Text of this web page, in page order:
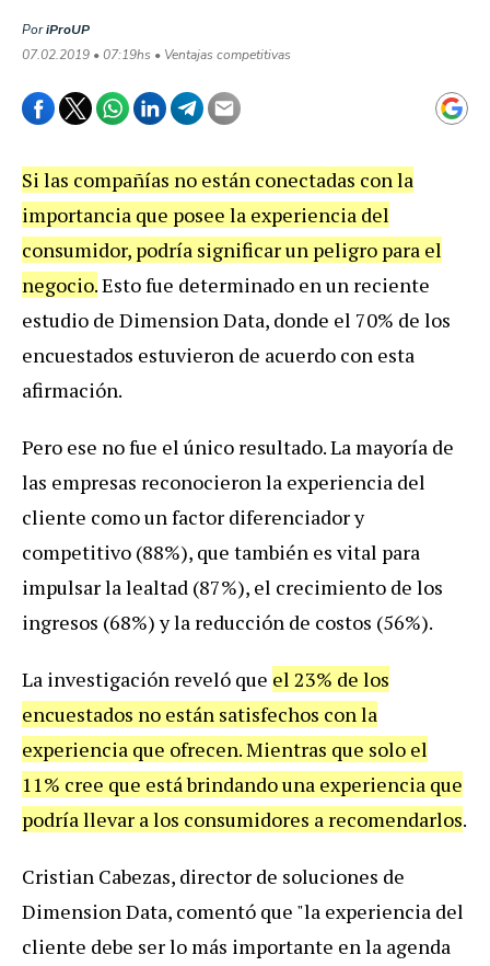
PoriProUP
07.02.2019 • 07:19hs • Ventajas competitivas
Si las compañías no están conectadas conla
importancia que posee la experiencia del
consumidor, podría significarun peligro para el
negocio.Estofue determinado enun reciente
estudio de DimensionData, donde el 70% de los
encuestados estuvieron de acuerdo con esta
afirmación.
Pero ese nofue el único resultado.La mayoría de
las empresas reconocieronla experiencia del
cliente comounfactor diferenciadory
competitivo (88%), que también es vital para
impulsarlalealtad (87%), el crecimiento de los
ingresos (68%)yla reducción de costos (56%).
La investigación reveló que el 23% de los
encuestados no están satisfechos conla
experiencia que ofrecen.Mientras que solo el
11% cree que estábrindandouna experiencia que
podríallevar alos consumidores a recomendarlos.
Cristian Cabezas, director de soluciones de
DimensionData, comentó que "la experiencia del
cliente debe serlo más importante enla agenda